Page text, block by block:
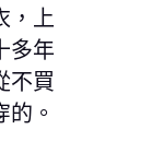
，上
多年
不買
。